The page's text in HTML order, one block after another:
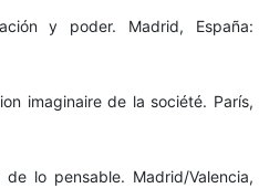
y poder. Madrid, España:
imaginaire de la société. París,
lo pensable. Madrid/Valencia,